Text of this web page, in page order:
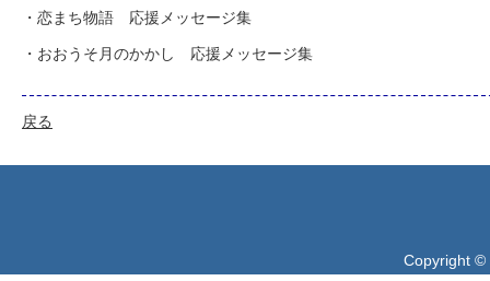
・恋まち物語 応援メッセージ集
・おおうそ月のかかし 応援メッセージ集
戻る
Copyright ©